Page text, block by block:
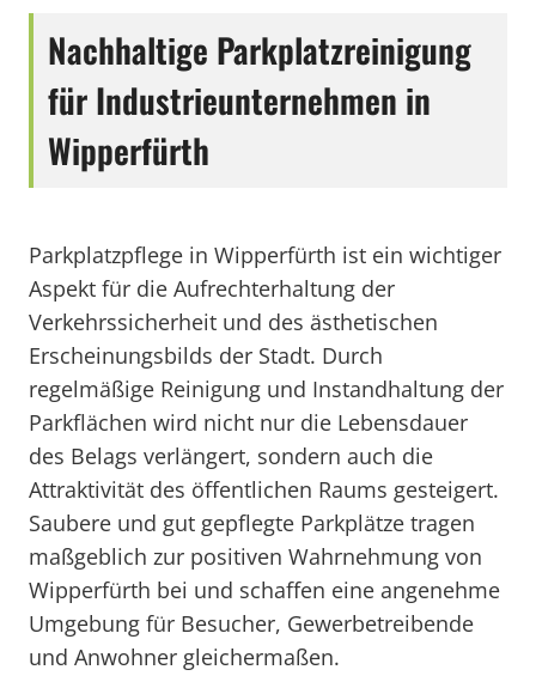
Nachhaltige Parkplatzreinigung
für Industrieunternehmen in
Wipperfürth
Parkplatzpflege in Wipperfürth ist ein wichtiger
Aspekt für die Aufrechterhaltung der
Verkehrssicherheit und des ästhetischen
Erscheinungsbilds der Stadt. Durch
regelmäßige Reinigung und Instandhaltung der
Parkflächen wird nicht nur die Lebensdauer
des Belags verlängert, sondern auch die
Attraktivität des öffentlichen Raums gesteigert.
Saubere und gut gepflegte Parkplätze tragen
maßgeblich zur positiven Wahrnehmung von
Wipperfürth bei und schaffen eine angenehme
Umgebung für Besucher, Gewerbetreibende
und Anwohner gleichermaßen.